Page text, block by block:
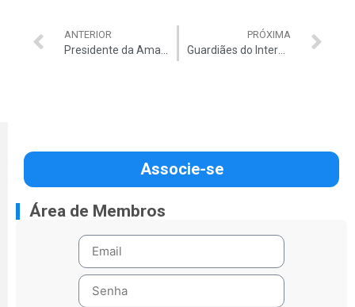
ANTERIOR PRÓXIMA
Guardiães do Interesse Público
Associe-se
Área de Membros